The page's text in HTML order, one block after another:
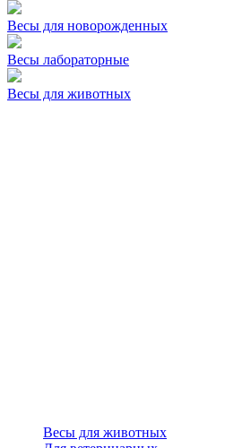
Весы для новорожденных
Весы лабораторные
Весы для животных
Весы для животных